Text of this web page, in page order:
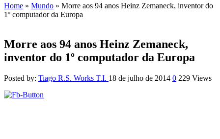
Home » Mundo » Morre aos 94 anos Heinz Zemaneck, inventor do
1º computador da Europa
Morre aos 94 anos Heinz Zemaneck,
inventor do 1º computador da Europa
Posted by: Tiago R.S. Works T.I. 18 de julho de 2014 0 229 Views